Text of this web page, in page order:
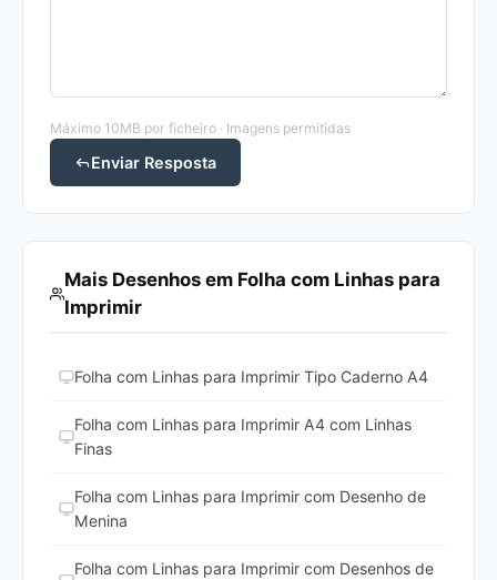
Máximo 10MB por ficheiro · Imagens permitidas
Enviar Resposta
Mais Desenhos em Folha com Linhas para
Imprimir
Folha com Linhas para Imprimir Tipo Caderno A4
Folha com Linhas para Imprimir A4 com Linhas
Finas
Folha com Linhas para Imprimir com Desenho de
Menina
Folha com Linhas para Imprimir com Desenhos de